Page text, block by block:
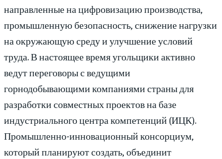
направленные на цифровизацию производства,
промышленную безопасность, снижение нагрузки
на окружающую среду и улучшение условий
труда. В настоящее время угольщики активно
ведут переговоры с ведущими
горнодобывающими компаниями страны для
разработки совместных проектов на базе
индустриального центра компетенций (ИЦК).
Промышленно-инновационный консорциум,
который планируют создать, объединит